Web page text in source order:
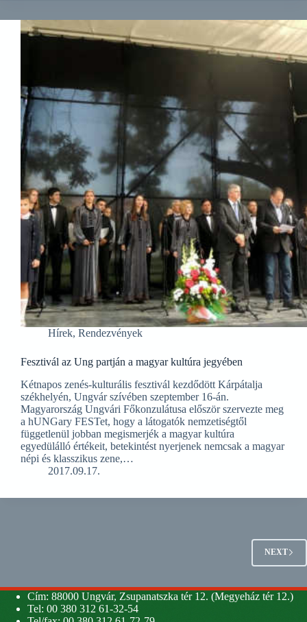
Hírek, Rendezvények
Fesztivál az Ung partján a magyar kultúra jegyében
Kétnapos zenés-kulturális fesztivál kezdődött Kárpátalja
székhelyén, Ungvár szívében szeptember 16-án.
Magyarország Ungvári Főkonzulátusa először szervezte meg
a hUNGary FESTet, hogy a látogatók nemzetiségtől
függetlenül jobban megismerjék a magyar kultúra
egyedülálló értékeit, betekintést nyerjenek nemcsak a magyar
népi és klasszikus zene,…
2017.09.17.
NEXT
Cím: 88000 Ungvár, Zsupanatszka tér 12. (Megyeház tér 12.)
Tel: 00 380 312 61-32-54